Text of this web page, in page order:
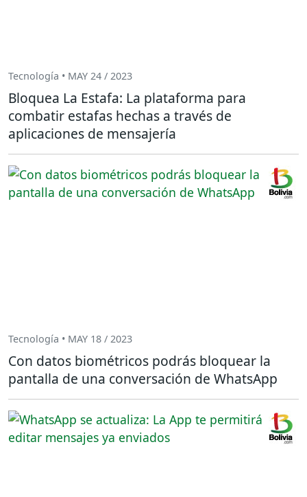
Tecnología • MAY 24 / 2023
Bloquea La Estafa: La plataforma para
combatir estafas hechas a través de
aplicaciones de mensajería
Tecnología • MAY 18 / 2023
Con datos biométricos podrás bloquear la
pantalla de una conversación de WhatsApp